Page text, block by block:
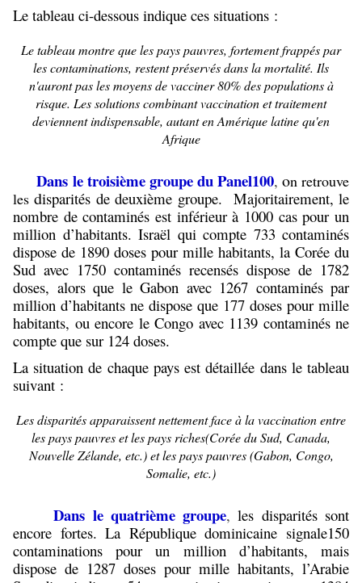
Le tableau ci-dessous indique ces situations :
Le tableau montre que les pays pauvres, fortement frappés par
les contaminations, restent préservés dans la mortalité. Ils
n'auront pas les moyens de vacciner 80% des populations à
risque. Les solutions combinant vaccination et traitement
deviennent indispensable, autant en Amérique latine qu'en
Afrique
Dans le troisième groupe du Panel100, on retrouve
lesdisparités de deuxième groupe. Majoritairement, le
nombre de contaminés est inférieur à 1000 cas pour un
million d’habitants. Israël qui compte 733 contaminés
dispose de 1890 doses pour mille habitants, la Corée du
Sud avec 1750 contaminés recensés dispose de 1782
doses, alors que le Gabon avec 1267 contaminés par
million d’habitants ne dispose que 177 doses pour mille
habitants, ou encore le Congo avec 1139 contaminés ne
compte que sur 124 doses.
La situation de chaque pays est détaillée dans le tableau
suivant :
Les disparités apparaissent nettement face à la vaccination entre
les pays pauvres et les pays riches(Corée du Sud, Canada,
Nouvelle Zélande, etc.) et les pays pauvres (Gabon, Congo,
Somalie, etc.)
Dans le quatrième groupe,les disparités sont
encore fortes. La République dominicaine signale150
contaminations pour un million d’habitants, mais
dispose de 1287 doses pour mille habitants, l’Arabie